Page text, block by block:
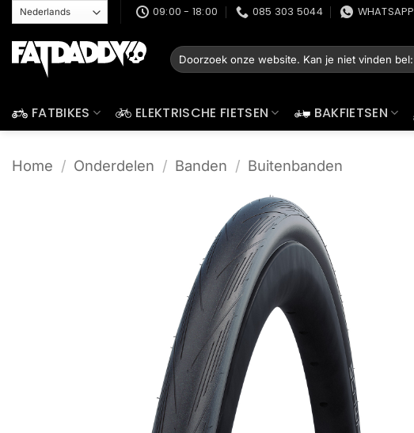
naar
inhoud
09:00 - 18:00 085 303 5044 WHATSAPP
Zoeken
naar:
FATBIKES ELEKTRISCHE FIETSEN BAKFIETSEN
Home / Onderdelen / Banden / Buitenbanden